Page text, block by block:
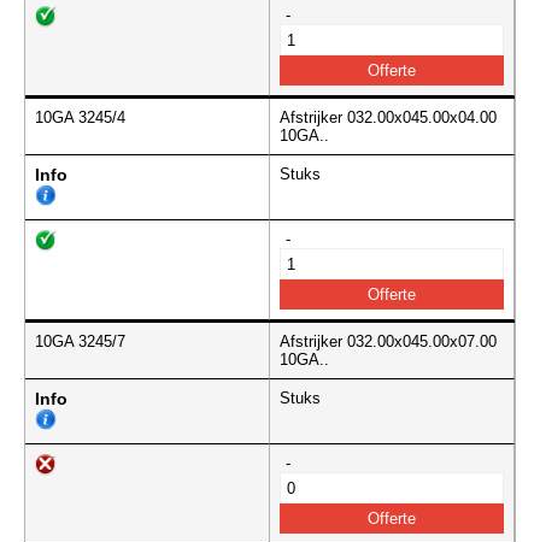
-
10GA 3245/4
Afstrijker 032.00x045.00x04.00
10GA..
Info Stuks
-
10GA 3245/7
Afstrijker 032.00x045.00x07.00
10GA..
Info Stuks
-